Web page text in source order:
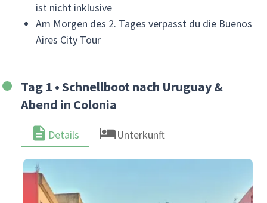
ist nicht inklusive
Am Morgen des 2. Tages verpasst du die Buenos
Aires City Tour
Tag 1 • Schnellboot nach Uruguay &
Abend in Colonia
Details Unterkunft